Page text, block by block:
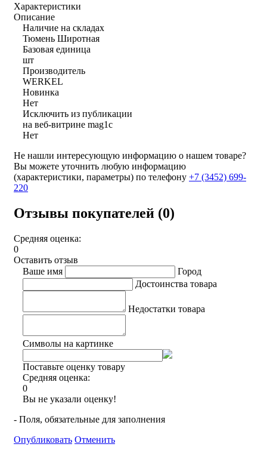
Характеристики
Описание
Наличие на складах
Тюмень Широтная
Базовая единица
шт
Производитель
WERKEL
Новинка
Нет
Исключить из публикации
на веб-витрине mag1c
Нет
Не нашли интересующую информацию о нашем товаре?
Вы можете уточнить любую информацию
(характеристики, параметры) по телефону +7 (3452) 699-
220
Отзывы покупателей (0)
Средняя оценка:
0
Оставить отзыв
Ваше имя
Город
Достоинства товара
Недостатки товара
Символы на картинке
Поставьте оценку товару
Средняя оценка:
0
Вы не указали оценку!
- Поля, обязательные для заполнения
Опубликовать Отменить